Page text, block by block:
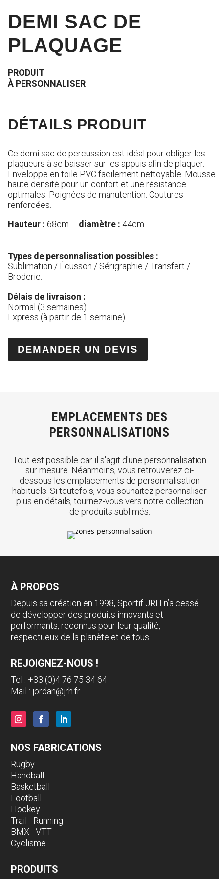
DEMI SAC DE
PLAQUAGE
PRODUIT
À PERSONNALISER
DÉTAILS PRODUIT
Ce demi sac de percussion est idéal pour obliger les
plaqueurs à se baisser sur les appuis afin de plaquer.
Enveloppe en toile PVC facilement nettoyable. Mousse
haute densité pour un confort et une résistance
optimales. Poignées de manutention. Coutures
renforcées.
Hauteur : 68cm – diamètre : 44cm
Types de personnalisation possibles :
Sublimation / Écusson / Sérigraphie / Transfert /
Broderie.
Délais de livraison :
Normal (3 semaines)
Express (à partir de 1 semaine)
DEMANDER UN DEVIS
EMPLACEMENTS DES
PERSONNALISATIONS
Tout est possible car il s'agit d'une personnalisation
sur mesure. Néanmoins, vous retrouverez ci-
dessous les emplacements de personnalisation
habituels. Si toutefois, vous souhaitez personnaliser
plus en détails, tournez-vous vers notre collection
de produits sublimés.
À PROPOS
Depuis sa création en 1998, Sportif JRH n’a cessé
de développer des produits innovants et
performants, reconnus pour leur qualité,
respectueux de la planète et de tous.
REJOIGNEZ-NOUS !
Tel : +33 (0)4 76 75 34 64
Mail : jordan@jrh.fr
NOS FABRICATIONS
Rugby
Handball
Basketball
Football
Hockey
Trail - Running
BMX - VTT
Cyclisme
PRODUITS